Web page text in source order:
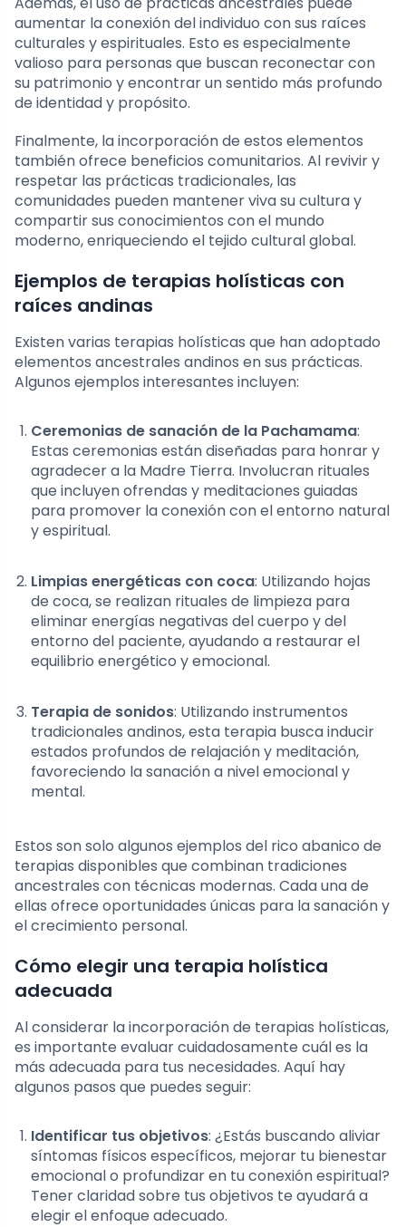
aumentar la conexión del individuo con sus raíces
culturales y espirituales. Esto es especialmente
valioso para personas que buscan reconectar con
su patrimonio y encontrar un sentido más profundo
de identidad y propósito.
Finalmente, la incorporación de estos elementos
también ofrece beneficios comunitarios. Al revivir y
respetar las prácticas tradicionales, las
comunidades pueden mantener viva su cultura y
compartir sus conocimientos con el mundo
moderno, enriqueciendo el tejido cultural global.
Ejemplos de terapias holísticas con
raíces andinas
Existen varias terapias holísticas que han adoptado
elementos ancestrales andinos en sus prácticas.
Algunos ejemplos interesantes incluyen:
Ceremonias de sanación de la Pachamama:
Estas ceremonias están diseñadas para honrar y
agradecer a la Madre Tierra. Involucran rituales
que incluyen ofrendas y meditaciones guiadas
para promover la conexión con el entorno natural
y espiritual.
Limpias energéticas con coca: Utilizando hojas
de coca, se realizan rituales de limpieza para
eliminar energías negativas del cuerpo y del
entorno del paciente, ayudando a restaurar el
equilibrio energético y emocional.
Terapia de sonidos: Utilizando instrumentos
tradicionales andinos, esta terapia busca inducir
estados profundos de relajación y meditación,
favoreciendo la sanación a nivel emocional y
mental.
Estos son solo algunos ejemplos del rico abanico de
terapias disponibles que combinan tradiciones
ancestrales con técnicas modernas. Cada una de
ellas ofrece oportunidades únicas para la sanación y
el crecimiento personal.
Cómo elegir una terapia holística
adecuada
Al considerar la incorporación de terapias holísticas,
es importante evaluar cuidadosamente cuál es la
más adecuada para tus necesidades. Aquí hay
algunos pasos que puedes seguir:
Identificar tus objetivos: ¿Estás buscando aliviar
síntomas físicos específicos, mejorar tu bienestar
emocional o profundizar en tu conexión espiritual?
Tener claridad sobre tus objetivos te ayudará a
elegir el enfoque adecuado.